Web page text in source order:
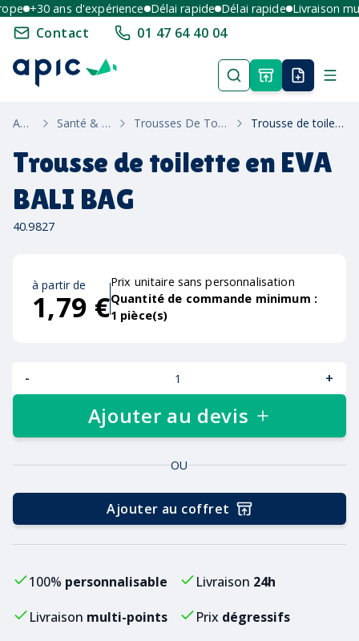
+30 ans d'expérience Délai rapide Délai rapide Livraison
Contact 01 47 64 40 04
Accueil Santé & Bien Etre Trousses De Toilette Et Maquillage Trousse de toilette en EVA BALI BAG
Trousse de toilette en EVA
BALI BAG
40.9827
à partir de
1,79 €
Prix unitaire sans personnalisation
Quantité de commande minimum :
1 pièce(s)
- +
Ajouter au devis
OU
Ajouter au coffret
100% personnalisable Livraison 24h
Livraison multi-points Prix dégressifs